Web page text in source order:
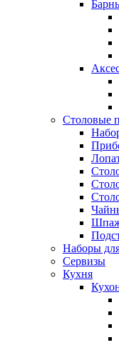
Столовые
Наборы
Сервизы
Кухня